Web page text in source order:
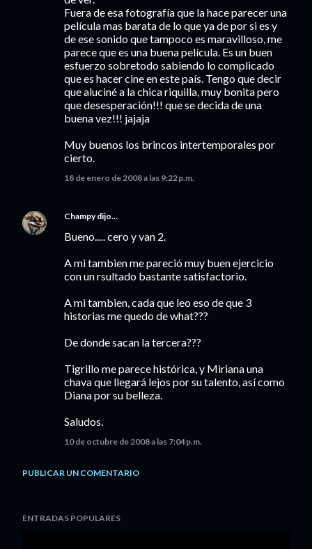
Fuera de esa fotografía que la hace parecer una
película mas barata de lo que ya de por si es y
de ese sonido que tampoco es maravilloso, me
parece que es una buena película. Es un buen
esfuerzo sobretodo sabiendo lo complicado
que es hacer cine en este país. Tengo que decir
que aluciné a la chica riquilla, muy bonita pero
que desesperación!!! que se decida de una
buena vez!!! jajaja
Muy buenos los brincos intertemporales por
cierto.
18 de enero de 2008 a las 9:22 p.m.
Champydijo…
Bueno..... cero y van 2.
A mi tambien me pareció muy buen ejercicio
con un rsultado bastante satisfactorio.
A mi tambien, cada que leo eso de que 3
historias me quedo de what???
De donde sacan la tercera???
Tigrillo me parece histórica, y Miriana una
chava que llegará lejos por su talento, así como
Diana por su belleza.
Saludos.
10 de octubre de 2008 a las 7:04 p.m.
PUBLICAR UN COMENTARIO
ENTRADAS POPULARES